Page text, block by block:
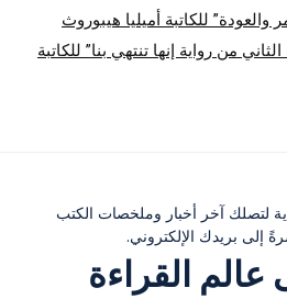
للكاتبة أميليا هيبوروث
من رواية إنها تنتهي بنا” للكاتبة
لتصلك آخر أخبار وملخصات الكتب
إلى بريدك الإلكتروني.
عالم القراءة